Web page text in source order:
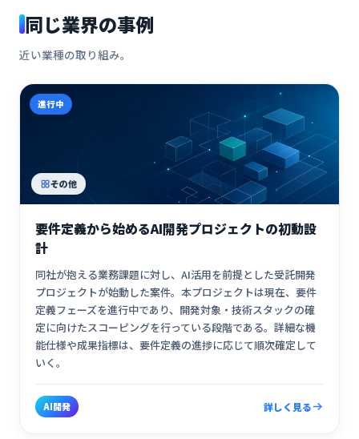
同じ業界の事例
近い業種の取り組み。
進行中
その他
要件定義から始めるAI開発プロジェクトの初動設
計
同社が抱える業務課題に対し、AI活用を前提とした受託開発
プロジェクトが始動した案件。本プロジェクトは現在、要件
定義フェーズを進行中であり、開発対象・技術スタックの確
定に向けたスコーピングを行っている段階である。詳細な機
能仕様や成果指標は、要件定義の進捗に応じて順次確定して
いく。
AI開発 詳しく見る